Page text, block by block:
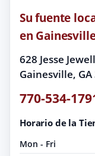
Su fuente
en
628 Jesse
Gainesville, GA
770-534-
Horario de la
Mon - Fri